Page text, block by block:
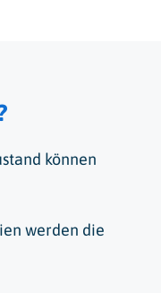
können
werden die